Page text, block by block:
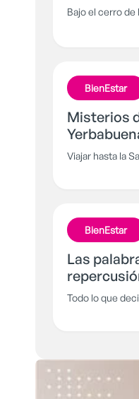
Bajo el cerro
que está
habitantes de
BienEstar
Misterios
Viajar hasta la
misterio sigue
BienEstar
Las
cuerpo
Todo lo que
palabras
agua, entonces
nosotros?